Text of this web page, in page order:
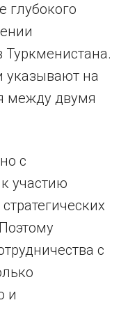
глубокого
Туркменистана.
указывают на
между двумя
с
участию
с
и